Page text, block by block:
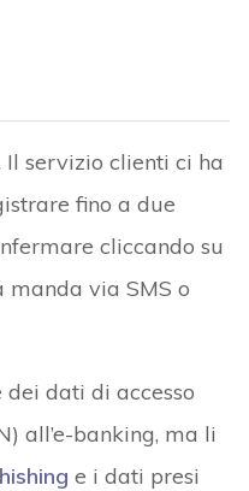
servizio clienti ci ha
fino a due
cliccando su
manda via SMS o
dei dati di accesso
all’e-banking, ma li
e i dati presi